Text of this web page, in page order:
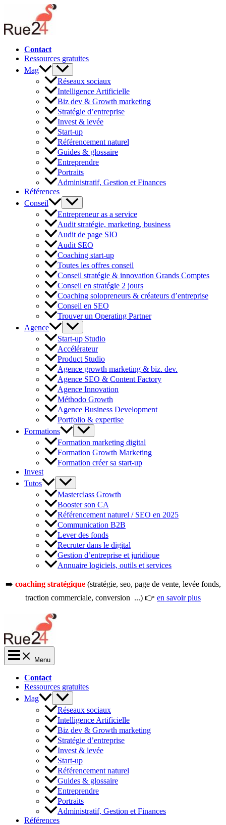
contenu
Contact
Ressources gratuites
Mag
Réseaux sociaux
Intelligence Artificielle
Biz dev & Growth marketing
Stratégie d’entreprise
Invest & levée
Start-up
Référencement naturel
Guides & glossaire
Entreprendre
Portraits
Administratif, Gestion et Finances
Références
Conseil
Entrepreneur as a service
Audit stratégie, marketing, business
Audit de page SIO
Audit SEO
Coaching start-up
Toutes les offres conseil
Conseil stratégie & innovation Grands Comptes
Conseil en stratégie 2 jours
Coaching solopreneurs & créateurs d’entreprise
Conseil en SEO
Trouver un Operating Partner
Agence
Start-up Studio
Accélérateur
Product Studio
Agence growth marketing & biz. dev.
Agence SEO & Content Factory
Agence Innovation
Méthodo Growth
Agence Business Development
Portfolio & expertise
Formations
Formation marketing digital
Formation Growth Marketing
Formation créer sa start-up
Invest
Tutos
Masterclass Growth
Booster son CA
Référencement naturel / SEO en 2025
Communication B2B
Lever des fonds
Recruter dans le digital
Gestion d’entreprise et juridique
Annuaire logiciels, outils et services
➡️ coaching stratégique(stratégie, seo, page de vente, levée fonds,
traction commerciale, conversion ...) 👉 en savoir plus
Menu
Contact
Ressources gratuites
Mag
Réseaux sociaux
Intelligence Artificielle
Biz dev & Growth marketing
Stratégie d’entreprise
Invest & levée
Start-up
Référencement naturel
Guides & glossaire
Entreprendre
Portraits
Administratif, Gestion et Finances
Références